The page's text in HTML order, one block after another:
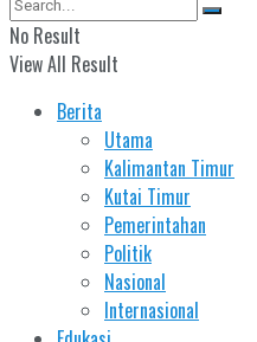
No Result
View All Result
Berita
Utama
Kalimantan Timur
Kutai Timur
Pemerintahan
Politik
Nasional
Internasional